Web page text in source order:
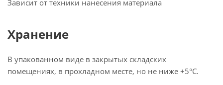
Зависит от техники нанесения материала
Хранение
В упакованном виде в закрытых складских
помещениях, в прохладном месте, но не ниже +5°C.